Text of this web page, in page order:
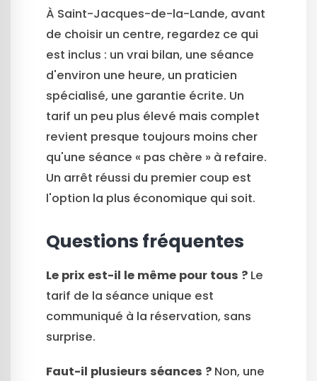
À Saint-Jacques-de-la-Lande, avant
de choisir un centre, regardez ce qui
est inclus : un vrai bilan, une séance
d'environ une heure, un praticien
spécialisé, une garantie écrite. Un
tarif un peu plus élevé mais complet
revient presque toujours moins cher
qu'une séance « pas chère » à refaire.
Un arrêt réussi du premier coup est
l'option la plus économique qui soit.
Questions fréquentes
Le prix est-il le même pour tous ? Le
tarif de la séance unique est
communiqué à la réservation, sans
surprise.
Faut-il plusieurs séances ? Non, une